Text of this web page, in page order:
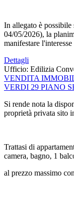
In allegato è
04/05/2026), la
manifestare
Dettagli
Ufficio: Edilizia
VENDITA
VERDI 29 PIANO
Si rende nota la
proprietà privata sito
Trattasi di
camera, bagno, 1
al prezzo massimo